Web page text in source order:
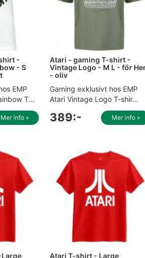
-
- S
EMP
T...
Mer info »
Atari - gaming T-shirt -
Vintage Logo - M L - för
- oliv
Gaming exklusivt hos EMP
Atari Vintage Logo T-shir...
389:- Mer info »
Atari T-shirt - Large